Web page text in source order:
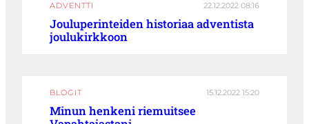
ADVENTTI 22.12.2022 08:16
Jouluperinteiden historiaa adventista
joulukirkkoon
BLOGIT 15.12.2022 15:20
Minun henkeni riemuitsee